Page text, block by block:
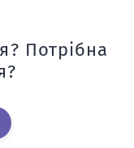
Потрібна